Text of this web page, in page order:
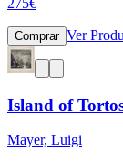
275€
Comprar Ver
Island of
Mayer, Luigi